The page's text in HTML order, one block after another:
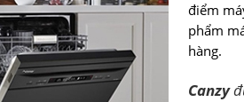
điểm
phẩm
hàng.
Canzy